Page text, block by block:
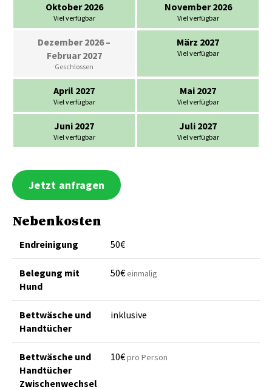
Oktober 2026
Viel verfügbar
November 2026
Viel verfügbar
Dezember 2026 –
Februar 2027
Geschlossen
März 2027
Viel verfügbar
April 2027
Viel verfügbar
Mai 2027
Viel verfügbar
Juni 2027
Viel verfügbar
Juli 2027
Viel verfügbar
Jetzt anfragen
Nebenkosten
Endreinigung 50€
Belegung mit
Hund
50€ einmalig
Bettwäsche und
Handtücher
inklusive
Bettwäsche und
Handtücher
Zwischenwechsel
10€pro Person